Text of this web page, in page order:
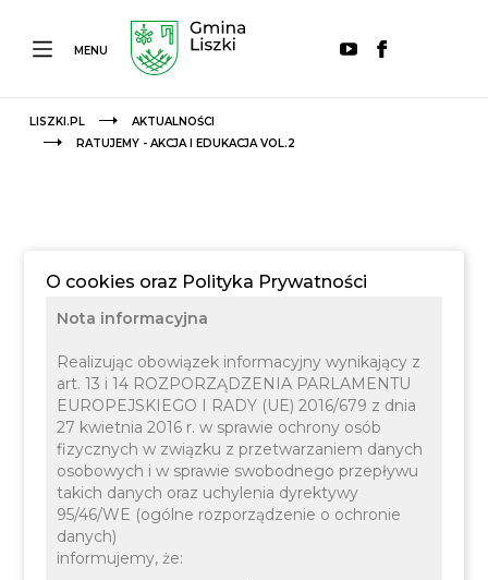
MENU
LISZKI.PL
AKTUALNOŚCI
RATUJEMY - AKCJA I EDUKACJA VOL.2
RatujeMY - Akcja i
Edukacja vol.2
O cookies oraz Polityka Prywatności
Nota informacyjna
Realizując obowiązek informacyjny wynikający z
art. 13 i 14 ROZPORZĄDZENIA PARLAMENTU
EUROPEJSKIEGO I RADY (UE) 2016/679 z dnia
27 kwietnia 2016 r. w sprawie ochrony osób
fizycznych w związku z przetwarzaniem danych
osobowych i w sprawie swobodnego przepływu
takich danych oraz uchylenia dyrektywy
95/46/WE (ogólne rozporządzenie o ochronie
danych)
informujemy, że: